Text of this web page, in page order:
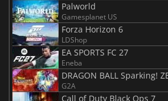
Palworld
Gamesplanet US
Forza Horizon 6
LDShop
EA SPORTS FC 27
Eneba
G2A
Call of Duty Black Ops 7